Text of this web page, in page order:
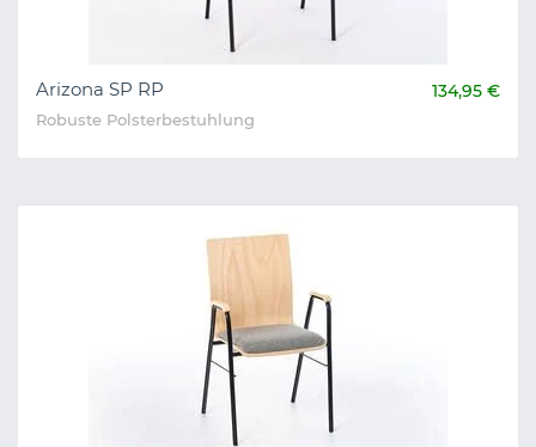
Arizona SP RP 134,95 €
Robuste Polsterbestuhlung